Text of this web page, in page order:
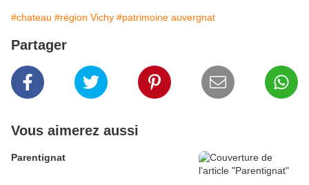
#chateau #région Vichy #patrimoine auvergnat
Partager
Vous aimerez aussi
Parentignat